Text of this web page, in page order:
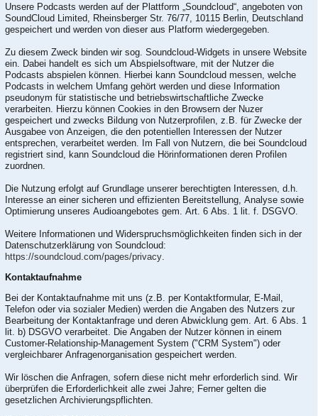
Unsere Podcasts werden auf der Plattform „Soundcloud“, angeboten von
SoundCloud Limited, Rheinsberger Str. 76/77, 10115 Berlin, Deutschland
gespeichert und werden von dieser aus Platform wiedergegeben.
Zu diesem Zweck binden wir sog. Soundcloud-Widgets in unsere Website
ein. Dabei handelt es sich um Abspielsoftware, mit der Nutzer die
Podcasts abspielen können. Hierbei kann Soundcloud messen, welche
Podcasts in welchem Umfang gehört werden und diese Information
pseudonym für statistische und betriebswirtschaftliche Zwecke
verarbeiten. Hierzu können Cookies in den Browsern der Nuzer
gespeichert und zwecks Bildung von Nutzerprofilen, z.B. für Zwecke der
Ausgabee von Anzeigen, die den potentiellen Interessen der Nutzer
entsprechen, verarbeitet werden. Im Fall von Nutzern, die bei Soundcloud
registriert sind, kann Soundcloud die Hörinformationen deren Profilen
zuordnen.
Die Nutzung erfolgt auf Grundlage unserer berechtigten Interessen, d.h.
Interesse an einer sicheren und effizienten Bereitstellung, Analyse sowie
Optimierung unseres Audioangebotes gem. Art. 6 Abs. 1 lit. f. DSGVO.
Weitere Informationen und Widerspruchsmöglichkeiten finden sich in der
Datenschutzerklärung von Soundcloud:
https://soundcloud.com/pages/privacy
Kontaktaufnahme
Bei der Kontaktaufnahme mit uns (z.B. per Kontaktformular, E-Mail,
Telefon oder via sozialer Medien) werden die Angaben des Nutzers zur
Bearbeitung der Kontaktanfrage und deren Abwicklung gem. Art. 6 Abs. 1
lit. b) DSGVO verarbeitet. Die Angaben der Nutzer können in einem
Customer-Relationship-Management System ("CRM System") oder
vergleichbarer Anfragenorganisation gespeichert werden.
Wir löschen die Anfragen, sofern diese nicht mehr erforderlich sind. Wir
überprüfen die Erforderlichkeit alle zwei Jahre; Ferner gelten die
gesetzlichen Archivierungspflichten.